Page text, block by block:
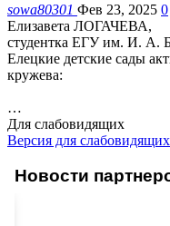
sowa80301 Фев 23, 2025 0
Елизавета ЛОГАЧЕВА,
студентка ЕГУ им. И. А.
Елецкие детские сады
кружева:
…
Для слабовидящих
Версия для слабовидящих
Новости